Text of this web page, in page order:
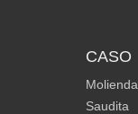
CASO
Saudita